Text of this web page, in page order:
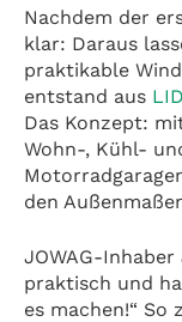
Nachdem der
klar: Daraus
praktikable
entstand aus
Das Konzept:
Wohn-, Kühl-
den
JOWAG-
praktisch und
es machen!“